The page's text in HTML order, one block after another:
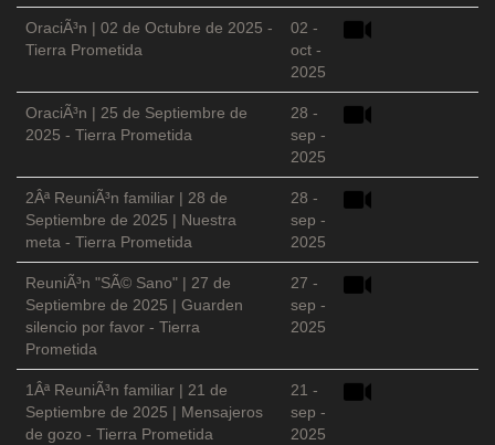
OraciÃ³n | 02 de Octubre de 2025 -
Tierra Prometida
02 -
oct -
2025
OraciÃ³n | 25 de Septiembre de
2025 - Tierra Prometida
28 -
sep -
2025
2Âª ReuniÃ³n familiar | 28 de
Septiembre de 2025 | Nuestra
meta - Tierra Prometida
28 -
sep -
2025
ReuniÃ³n "SÃ© Sano" | 27 de
Septiembre de 2025 | Guarden
silencio por favor - Tierra
Prometida
27 -
sep -
2025
1Âª ReuniÃ³n familiar | 21 de
Septiembre de 2025 | Mensajeros
de gozo - Tierra Prometida
21 -
sep -
2025